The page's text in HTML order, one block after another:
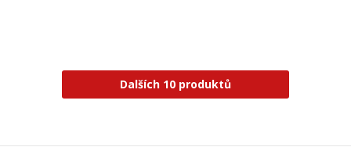
Dalších 10 produktů